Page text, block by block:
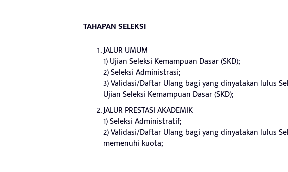
TAHAPAN SELEKSI
JALUR UMUM
1) Ujian Seleksi Kemampuan Dasar (SKD);
2) Seleksi Administrasi;
3) Validasi/Daftar Ulang bagi yang dinyatakan lulus
Ujian Seleksi Kemampuan Dasar (SKD);
JALUR PRESTASI AKADEMIK
1) Seleksi Administratif;
2) Validasi/Daftar Ulang bagi yang dinyatakan lulus
memenuhi kuota;